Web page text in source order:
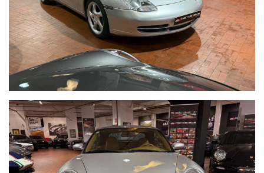
MAGGIORI FOTO DISPONIBILE NEL SITO
WWW.MONTENEVEGROUP.IT
VISIBILE IN SEDE VIA ANTONIO DE VITI DE MARCO 48
Per informazioni contatto diretto:
Tommaso Costantini cell.0039 3887401695
Giovanni Perrone cell. 0039 3314258346
Telefono ufficio 0039 06.83779867